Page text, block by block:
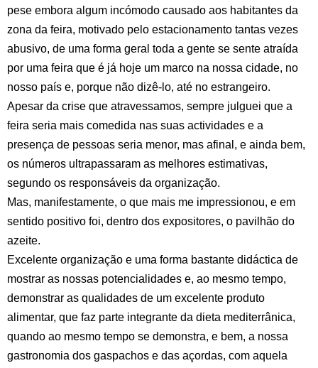
pese embora algum incómodo causado aos habitantes da
zona da feira, motivado pelo estacionamento tantas vezes
abusivo, de uma forma geral toda a gente se sente atraída
por uma feira que é já hoje um marco na nossa cidade, no
nosso país e, porque não dizê-lo, até no estrangeiro.
Apesar da crise que atravessamos, sempre julguei que a
feira seria mais comedida nas suas actividades e a
presença de pessoas seria menor, mas afinal, e ainda bem,
os números ultrapassaram as melhores estimativas,
segundo os responsáveis da organização.
Mas, manifestamente, o que mais me impressionou, e em
sentido positivo foi, dentro dos expositores, o pavilhão do
azeite.
Excelente organização e uma forma bastante didáctica de
mostrar as nossas potencialidades e, ao mesmo tempo,
demonstrar as qualidades de um excelente produto
alimentar, que faz parte integrante da dieta mediterrânica,
quando ao mesmo tempo se demonstra, e bem, a nossa
gastronomia dos gaspachos e das açordas, com aquela